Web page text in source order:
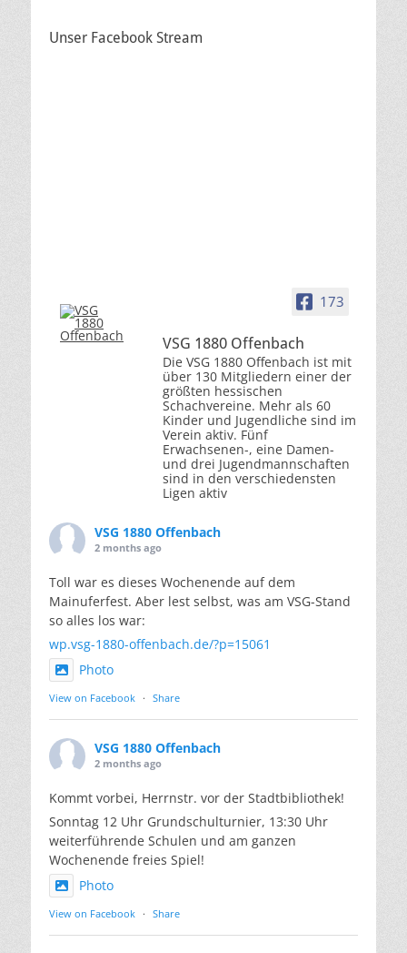
Unser Facebook Stream
173
VSG 1880 Offenbach
Die VSG 1880 Offenbach ist mit
über 130 Mitgliedern einer der
größten hessischen
Schachvereine. Mehr als 60
Kinder und Jugendliche sind im
Verein aktiv. Fünf
Erwachsenen-, eine Damen-
und drei Jugendmannschaften
sind in den verschiedensten
Ligen aktiv
VSG 1880 Offenbach
2 months ago
Toll war es dieses Wochenende auf dem
Mainuferfest. Aber lest selbst, was am VSG-Stand
so alles los war:
wp.vsg-1880-offenbach.de/?p=15061
Photo
View on Facebook · Share
VSG 1880 Offenbach
2 months ago
Kommt vorbei, Herrnstr. vor der Stadtbibliothek!
Sonntag 12 Uhr Grundschulturnier, 13:30 Uhr
weiterführende Schulen und am ganzen
Wochenende freies Spiel!
Photo
View on Facebook · Share